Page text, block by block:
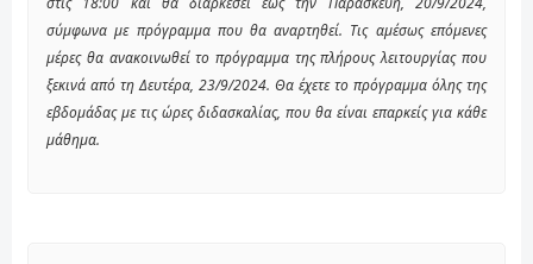
σύμφωνα με πρόγραμμα που θα αναρτηθεί. Τις αμέσως επόμενες
μέρες θα ανακοινωθεί το πρόγραμμα της πλήρους λειτουργίας που
ξεκινά από τη Δευτέρα, 23/9/2024. Θα έχετε το πρόγραμμα όλης της
εβδομάδας με τις ώρες διδασκαλίας, που θα είναι επαρκείς για κάθε
μάθημα.